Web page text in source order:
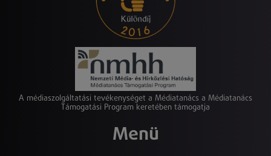
A médiaszolgáltatási tevékenységet a Médiatanács a Médiatanács
Támogatási Program keretében támogatja
Menü